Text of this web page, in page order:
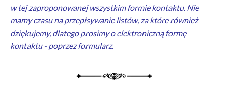
w tej zaproponowanej wszystkim formie kontaktu. Nie
mamy czasu na przepisywanie listów, za które również
dziękujemy, dlatego prosimy o elektroniczną formę
kontaktu - poprzez formularz.